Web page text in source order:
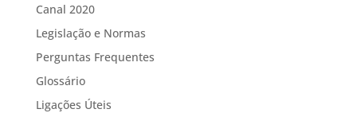
Canal 2020
Legislação e Normas
Perguntas Frequentes
Glossário
Ligações Úteis